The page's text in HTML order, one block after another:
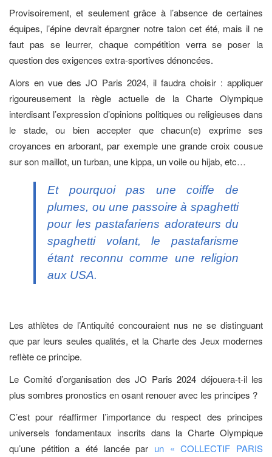
Provisoirement, et seulement grâce à l’absence de certaines
équipes, l’épine devrait épargner notre talon cet été, mais il ne
faut pas se leurrer, chaque compétition verra se poser la
question des exigences extra-sportives dénoncées.
Alors en vue des JO Paris 2024, il faudra choisir : appliquer
rigoureusement la règle actuelle de la Charte Olympique
interdisant l’expression d’opinions politiques ou religieuses dans
le stade, ou bien accepter que chacun(e) exprime ses
croyances en arborant, par exemple une grande croix cousue
sur son maillot, un turban, une kippa, un voile ou hijab, etc…
Et pourquoi pas une coiffe de
plumes, ou une passoire à spaghetti
pour les pastafariens adorateurs du
spaghetti volant, le pastafarisme
étant reconnu comme une religion
aux USA.
Les athlètes de l’Antiquité concouraient nus ne se distinguant
que par leurs seules qualités, et la Charte des Jeux modernes
reflète ce principe.
Le Comité d’organisation des JO Paris 2024 déjouera-t-il les
plus sombres pronostics en osant renouer avec les principes ?
C’est pour réaffirmer l’importance du respect des principes
universels fondamentaux inscrits dans la Charte Olympique
qu’une pétition a été lancée par un « COLLECTIF PARIS